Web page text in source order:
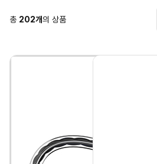
총 202개의 상품